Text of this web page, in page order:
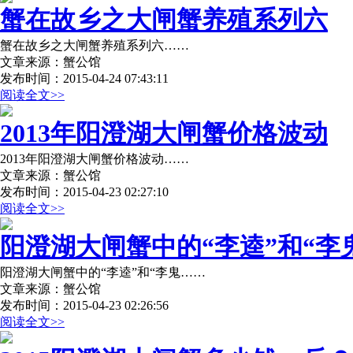
蟹在故乡之大闸蟹养殖系列六
蟹在故乡之大闸蟹养殖系列六……
文章来源：蟹公馆
发布时间：2015-04-24 07:43:11
阅读全文>>
2013年阳澄湖大闸蟹价格波动
2013年阳澄湖大闸蟹价格波动……
文章来源：蟹公馆
发布时间：2015-04-23 02:27:10
阅读全文>>
阳澄湖大闸蟹中的“李逵”和“李
阳澄湖大闸蟹中的“李逵”和“李鬼……
文章来源：蟹公馆
发布时间：2015-04-23 02:26:56
阅读全文>>